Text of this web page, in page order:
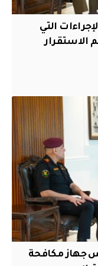
التي
الاستقرار
جهاز مكافحة